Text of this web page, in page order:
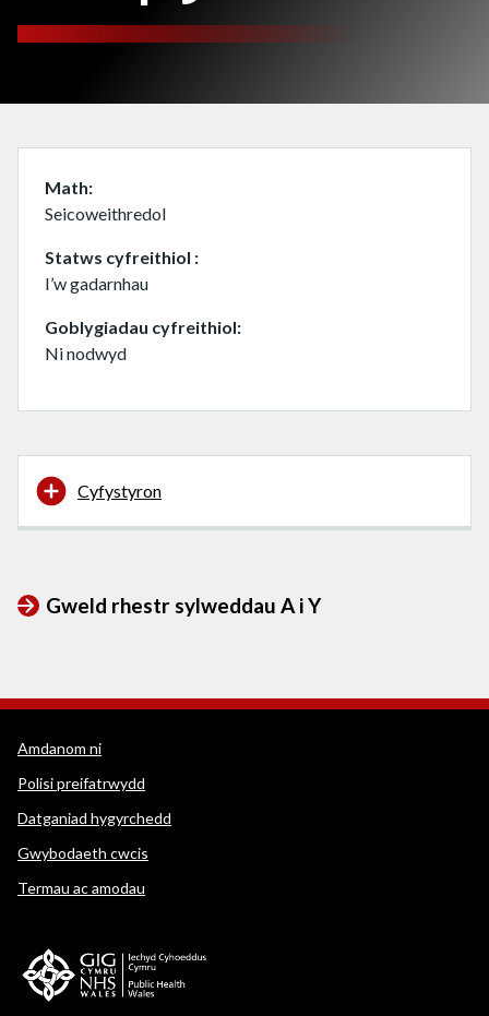
Math
Seicoweithredol
Statws cyfreithiol
I’w gadarnhau
Goblygiadau cyfreithiol
Ni nodwyd
Cyfystyron
Gweld rhestr sylweddau A i Y
Dolenni cymorth WEDINOS
Amdanom ni
Polisi preifatrwydd
Datganiad hygyrchedd
Gwybodaeth cwcis
Termau ac amodau